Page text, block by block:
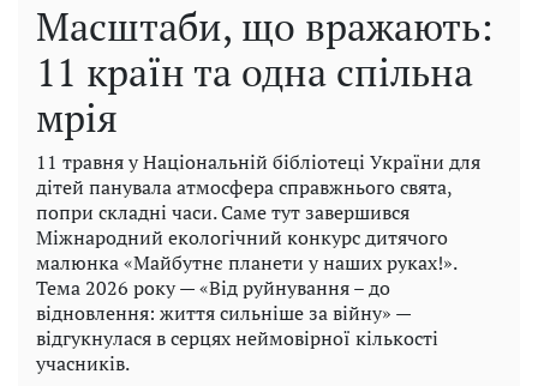
Масштаби, що вражають:
11 країн та одна спільна
мрія
11 травня у Національній бібліотеці України для
дітей панувала атмосфера справжнього свята,
попри складні часи. Саме тут завершився
Міжнародний екологічний конкурс дитячого
малюнка «Майбутнє планети у наших руках!».
Тема 2026 року — «Від руйнування – до
відновлення: життя сильніше за війну» —
відгукнулася в серцях неймовірної кількості
учасників.